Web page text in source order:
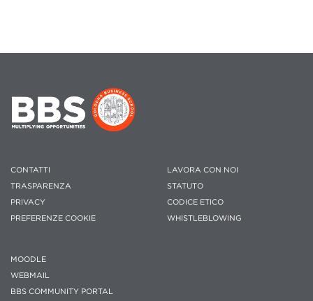
CONTATTI
TRASPARENZA
PRIVACY
PREFERENZE COOKIE
LAVORA CON NOI
STATUTO
CODICE ETICO
WHISTLEBLOWING
MOODLE
WEBMAIL
BBS COMMUNITY PORTAL